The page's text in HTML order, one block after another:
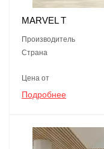
MARVEL T
Производитель
Страна
Цена от
Подробнее